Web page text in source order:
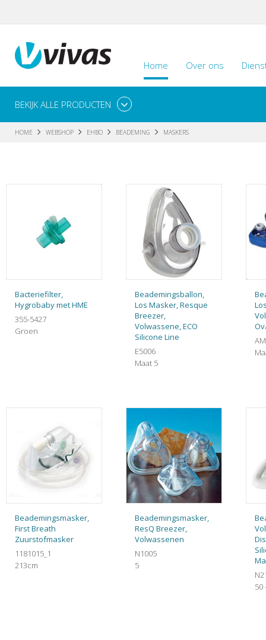
Home Over ons
BEKIJK ALLE PRODUCTEN
HOME WEBSHOP EHBO BEADEMING MASKERS
Bacteriefilter,
Hygrobaby met HME
355-5427
Groen
Beademingsballon,
Los Masker, Resque
Breezer,
Volwassene, ECO
Silicone Line
E5006
Maat 5
Beademingsmasker,
First Breath
Zuurstofmasker
1181015_1
213cm
Beademingsmasker,
ResQ Breezer,
Volwassenen
N1005
5
50